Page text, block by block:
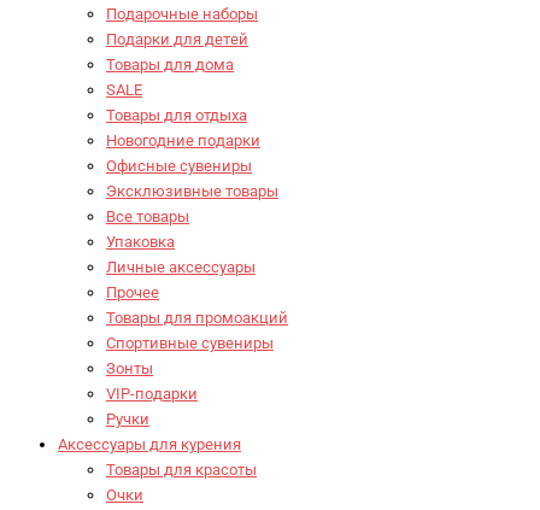
Подарочные наборы
Подарки для детей
Товары для дома
SALE
Товары для отдыха
Новогодние подарки
Офисные сувениры
Эксклюзивные товары
Все товары
Упаковка
Личные аксессуары
Прочее
Товары для промоакций
Спортивные сувениры
Зонты
VIP-подарки
Ручки
Аксессуары для курения
Товары для красоты
Очки